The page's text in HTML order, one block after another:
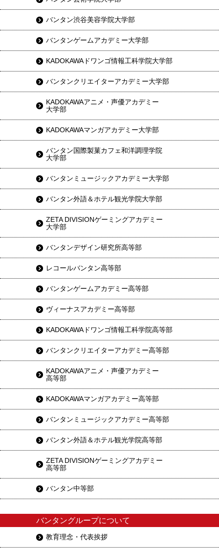
バンタン渋谷美容学院大学部
バンタンゲームアカデミー大学部
KADOKAWAドワンゴ情報工科学院大学部
バンタンクリエイターアカデミー大学部
KADOKAWAアニメ・声優アカデミー
大学部
KADOKAWAマンガアカデミー大学部
バンタン国際製菓カフェ和洋調理学院
大学部
バンタンミュージックアカデミー大学部
バンタン外語＆ホテル観光学院大学部
ZETA DIVISIONゲーミングアカデミー
大学部
バンタンデザイン研究所高等部
レコールバンタン高等部
バンタンゲームアカデミー高等部
ヴィーナスアカデミー高等部
KADOKAWAドワンゴ情報工科学院高等部
バンタンクリエイターアカデミー高等部
KADOKAWAアニメ・声優アカデミー
高等部
KADOKAWAマンガアカデミー高等部
バンタンミュージックアカデミー高等部
バンタン外語＆ホテル観光学院高等部
ZETA DIVISIONゲーミングアカデミー
高等部
バンタン中等部
バンタングループについて
教育理念・代表挨拶